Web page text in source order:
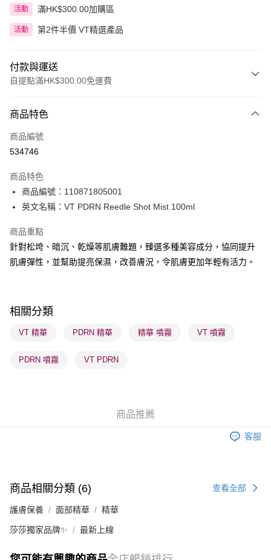
活動 滿HK$300.00加購區
活動 第2件半價 VT精選產品
付款與運送
自提點滿HK$300.00免運費
信用卡
Apple Pay
PayMe
WeChat Pay
BoC Pay
送貨方式
每筆HK$65.00，滿HK$300.00或以上免運費
確認發貨後1-3 工作天送達，訂單將隨機分配至SF順豐速運或京東
(香港門市) 只顯示可選門市。確認發貨後2-5個工作天到店，3天內
取。逾期會取消訂單，並不會安排重寄
商品特色
商品編號
534746
商品特色
商品編號：110871805001
英文名稱：VT PDRN Reedle Shot Mist 100ml
商品重點
針對松垮、暗沉、乾燥等肌膚難題，臻選多種美容成分，協同提升
肌膚彈性，並幫助提亮保濕，改善膚況，令肌膚更加年輕有活力。
相關分類
VT 精華 PDRN 精華 精華 噴霧 VT 噴霧
PDRN 噴霧 VT PDRN
商品推薦
客服
商品相關分類 (6) 查看全部
護膚保養 面部精華 精華
莎莎獨家品牌✨ 最新上線